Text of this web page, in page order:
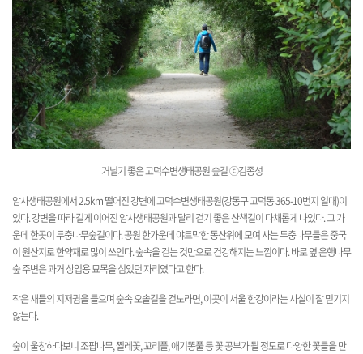
거닐기 좋은 고덕수변생태공원 숲길ⓒ김종성
암사생태공원에서 2.5km 떨어진 강변에 고덕수변생태공원(강동구 고덕동 365-10번지 일대)이
있다. 강변을 따라 길게 이어진 암사생태공원과 달리 걷기 좋은 산책길이 다채롭게 나있다. 그 가
운데 한곳이 두충나무숲길이다. 공원 한가운데 야트막한 동산위에 모여 사는 두충나무들은 중국
이 원산지로 한약재로 많이 쓰인다. 숲속을 걷는 것만으로 건강해지는 느낌이다. 바로 옆 은행나무
숲 주변은 과거 상업용 묘목을 심었던 자리였다고 한다.
작은 새들의 지저귐을 들으며 숲속 오솔길을 걷노라면, 이곳이 서울 한강이라는 사실이 잘 믿기지
않는다.
숲이 울창하다보니 조팝나무, 찔레꽃, 꼬리풀, 애기똥풀 등 꽃 공부가 될 정도로 다양한 꽃들을 만